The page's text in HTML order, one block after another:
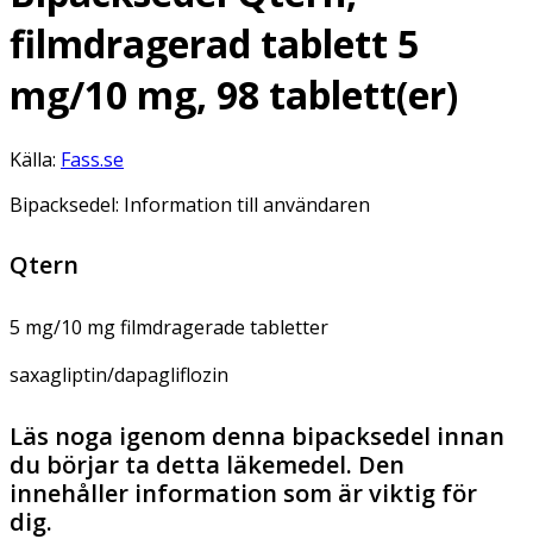
filmdragerad tablett 5
mg/10 mg, 98 tablett(er)
Källa: Fass.se
Bipacksedel: Information till användaren
Qtern
5 mg/10 mg filmdragerade tabletter
saxagliptin/dapagliflozin
Läs noga igenom denna bipacksedel innan
du börjar ta detta läkemedel. Den
innehåller information som är viktig för
dig.